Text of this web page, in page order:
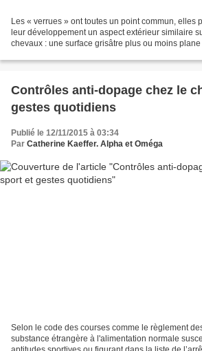
Les « verrues » ont toutes un point commun, elles
leur développement un aspect extérieur similaire
chevaux : une surface grisâtre plus ou moins plane
Contrôles anti-dopage chez le
gestes quotidiens
Publié le 12/11/2015 à 03:34
Par Catherine Kaeffer. Alpha et Oméga
Selon le code des courses comme le règlement
substance étrangère à l'alimentation normale